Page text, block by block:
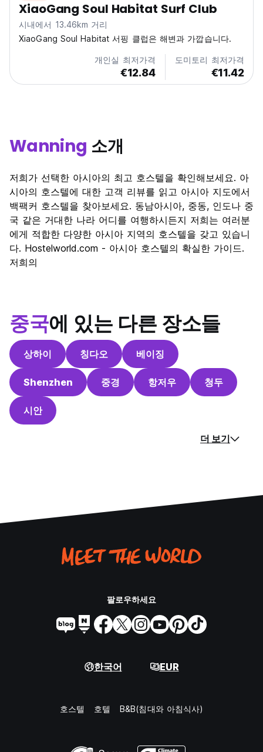
XiaoGang Soul Habitat Surf Club
시내에서 13.46km 거리
XiaoGang Soul Habitat 서핑 클럽은 해변과 가깝습니다.
개인실 최저가격
€12.84
도미토리 최저가격
€11.42
Wanning 소개
저희가 선택한 아시아의 최고 호스텔을 확인해보세요. 아
시아의 호스텔에 대한 고객 리뷰를 읽고 아시아 지도에서
백팩커 호스텔을 찾아보세요. 동남아시아, 중동, 인도나 중
국 같은 거대한 나라 어디를 여행하시든지 저희는 여러분
에게 적합한 다양한 아시아 지역의 호스텔을 갖고 있습니
다. Hostelworld.com - 아시아 호스텔의 확실한 가이드.
저희의
중국에 있는 다른 장소들
상하이 칭다오 베이징
Shenzhen 중경 항저우 청두
시안
더 보기
팔로우하세요
한국어 EUR
호스텔 호텔 B&B(침대와 아침식사)